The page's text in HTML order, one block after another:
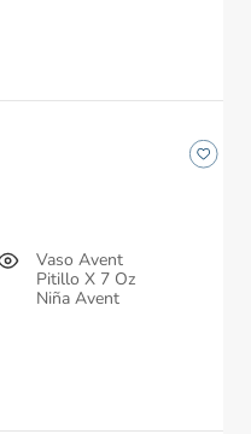
Vaso Avent
Pitillo X 7 Oz
Niña Avent